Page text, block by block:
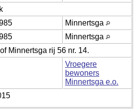
Minnertsga
Minnertsga
Minnertsga rij 56 nr. 14.
Vroegere
bewoners
Minnertsga e.o.